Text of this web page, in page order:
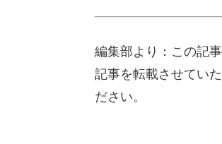
編集部より：この記
記事を転載させてい
ださい。